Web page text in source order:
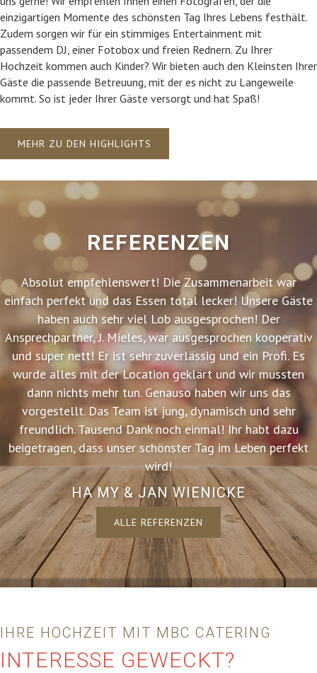
einzigartigen Momente des schönsten Tag Ihres Lebens festhält.
Zudem sorgen wir für ein stimmiges Entertainment mit
passendem DJ, einer Fotobox und freien Rednern. Zu Ihrer
Hochzeit kommen auch Kinder? Wir bieten auch den Kleinsten Ihrer
Gäste die passende Betreuung, mit der es nicht zu Langeweile
kommt. So ist jeder Ihrer Gäste versorgt und hat Spaß!
MEHR ZU DEN HIGHLIGHTS
REFERENZEN
Absolut empfehlenswert! Die Zusammenarbeit war
einfach perfekt und das Essen total lecker! Unsere Gäste
haben auch sehr viel Lob ausgesprochen! Der
Ansprechpartner, J. Mieles, war ausgesprochen kooperativ
und super nett! Er ist sehr zuverlässig und ein Profi. Es
wurde alles mit der Location geklärt und wir mussten
dann nichts mehr tun. Genauso haben wir uns das
vorgestellt. Das Team ist jung, dynamisch und sehr
freundlich. Tausend Dank noch einmal! Ihr habt dazu
beigetragen, dass unser schönster Tag im Leben perfekt
wird!
HA MY & JAN WIENICKE
ALLE REFERENZEN
IHRE HOCHZEIT MIT MBC CATERING
INTERESSE GEWECKT?